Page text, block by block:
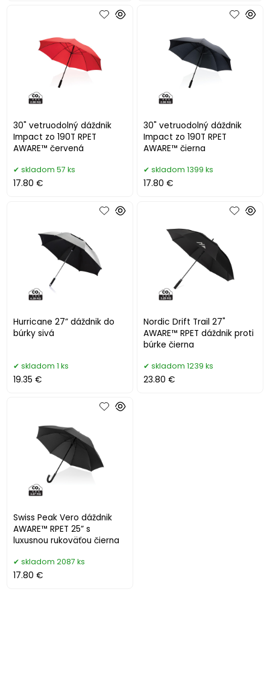
30" vetruodolný dáždnik
Impact zo 190T RPET
AWARE™ červená
skladom 57 ks
17.80 €
30" vetruodolný dáždnik
Impact zo 190T RPET
AWARE™ čierna
skladom 1399 ks
17.80 €
Hurricane 27” dáždnik do
búrky sivá
skladom 1 ks
19.35 €
Nordic Drift Trail 27"
AWARE™ RPET dáždnik proti
búrke čierna
skladom 1239 ks
23.80 €
Swiss Peak Vero dáždnik
AWARE™ RPET 25” s
luxusnou rukoväťou čierna
skladom 2087 ks
17.80 €